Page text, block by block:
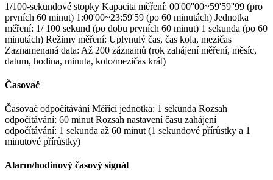
1/100-sekundové stopky Kapacita měření: 00'00''00~59'59''99 (pro
prvních 60 minut) 1:00'00~23:59'59 (po 60 minutách) Jednotka
měření: 1/ 100 sekund (po dobu prvních 60 minut) 1 sekunda (po 60
minutách) Režimy měření: Uplynulý čas, čas kola, mezičas
Zaznamenaná data: Až 200 záznamů (rok zahájení měření, měsíc,
datum, hodina, minuta, kolo/mezičas krát)
Časovač
Časovač odpočítávání Měřící jednotka: 1 sekunda Rozsah
odpočítávání: 60 minut Rozsah nastavení času zahájení
odpočítávání: 1 sekunda až 60 minut (1 sekundové přírůstky a 1
minutové přírůstky)
Alarm/hodinový časový signál